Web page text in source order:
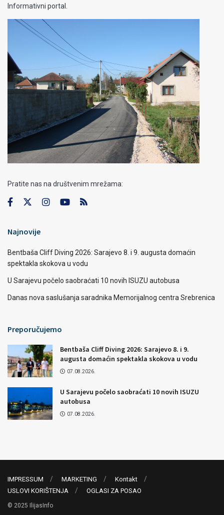
Informativni portal.
Pratite nas na društvenim mrežama:
Najnovije
Bentbaša Cliff Diving 2026: Sarajevo 8. i 9. augusta domaćin
spektakla skokova u vodu
U Sarajevu počelo saobraćati 10 novih ISUZU autobusa
Danas nova saslušanja saradnika Memorijalnog centra Srebrenica
Preporučujemo
Bentbaša Cliff Diving 2026: Sarajevo 8. i 9.
augusta domaćin spektakla skokova u vodu
07.08.2026.
U Sarajevu počelo saobraćati 10 novih ISUZU
autobusa
07.08.2026.
IMPRESSUM MARKETING
Kontakt
USLOVI KORIŠTENJA
OGLASI ZA POSAO
© 2025 IlijasInfo